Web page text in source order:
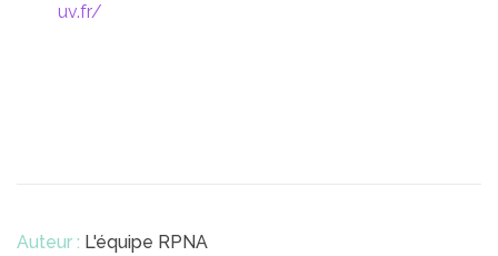
uv.fr/
Auteur : L'équipe RPNA